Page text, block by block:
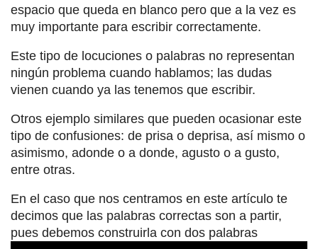
espacio que queda en blanco pero que a la vez es
muy importante para escribir correctamente.
Este tipo de locuciones o palabras no representan
ningún problema cuando hablamos; las dudas
vienen cuando ya las tenemos que escribir.
Otros ejemplo similares que pueden ocasionar este
tipo de confusiones: de prisa o deprisa, así mismo o
asimismo, adonde o a donde, agusto o a gusto,
entre otras.
En el caso que nos centramos en este artículo te
decimos que las palabras correctas son a partir,
pues debemos construirla con dos palabras